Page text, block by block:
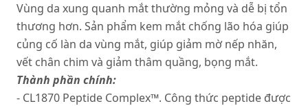
Vùng da xung quanh mắt thường mỏng và dễ bị tổn
thương hơn. Sản phẩm kem mắt chống lão hóa giúp
củng cố làn da vùng mắt, giúp giảm mờ nếp nhăn,
vết chân chim và giảm thâm quầng, bọng mắt.
Thành phần chính:
- CL1870 Peptide Complex™. Công thức peptide được